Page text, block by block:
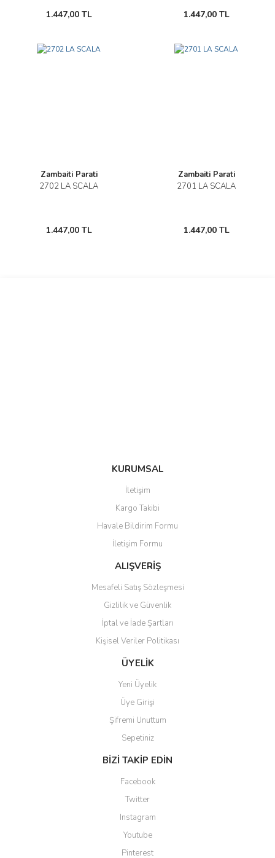
1.447,00 TL 1.447,00 TL
Zambaiti Parati
2702 LA SCALA
1.447,00 TL
Zambaiti Parati
2701 LA SCALA
1.447,00 TL
KURUMSAL
İletişim
Kargo Takibi
Havale Bildirim Formu
İletişim Formu
ALIŞVERİŞ
Mesafeli Satış Sözleşmesi
Gizlilik ve Güvenlik
İptal ve İade Şartları
Kişisel Veriler Politikası
ÜYELİK
Yeni Üyelik
Üye Girişi
Şifremi Unuttum
Sepetiniz
BİZİ TAKİP EDİN
Facebook
Twitter
Instagram
Youtube
Pinterest